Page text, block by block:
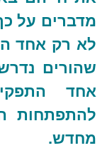
מדברים על כך
לא רק אחד
שהורים
אחד
להתפתחות
מחדש.